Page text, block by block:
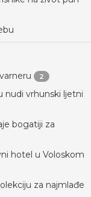
2
nudi vrhunski ljetni
bogatiji za
hotel u Voloskom
za najmlađe